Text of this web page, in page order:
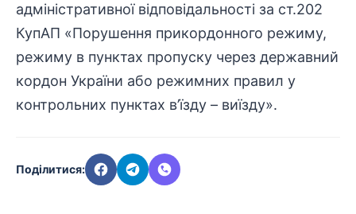
адміністративної відповідальності за ст.202
КупАП «Порушення прикордонного режиму,
режиму в пунктах пропуску через державний
кордон України або режимних правил у
контрольних пунктах в’їзду – виїзду».
Поділитися: